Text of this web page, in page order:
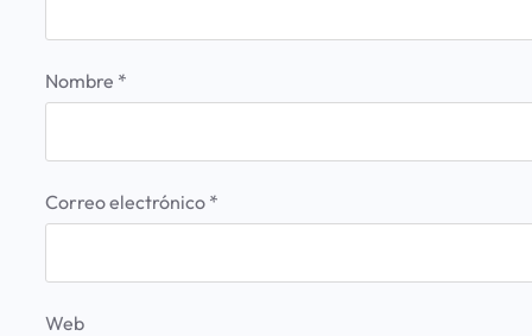
Nombre *
Correo electrónico *
Web